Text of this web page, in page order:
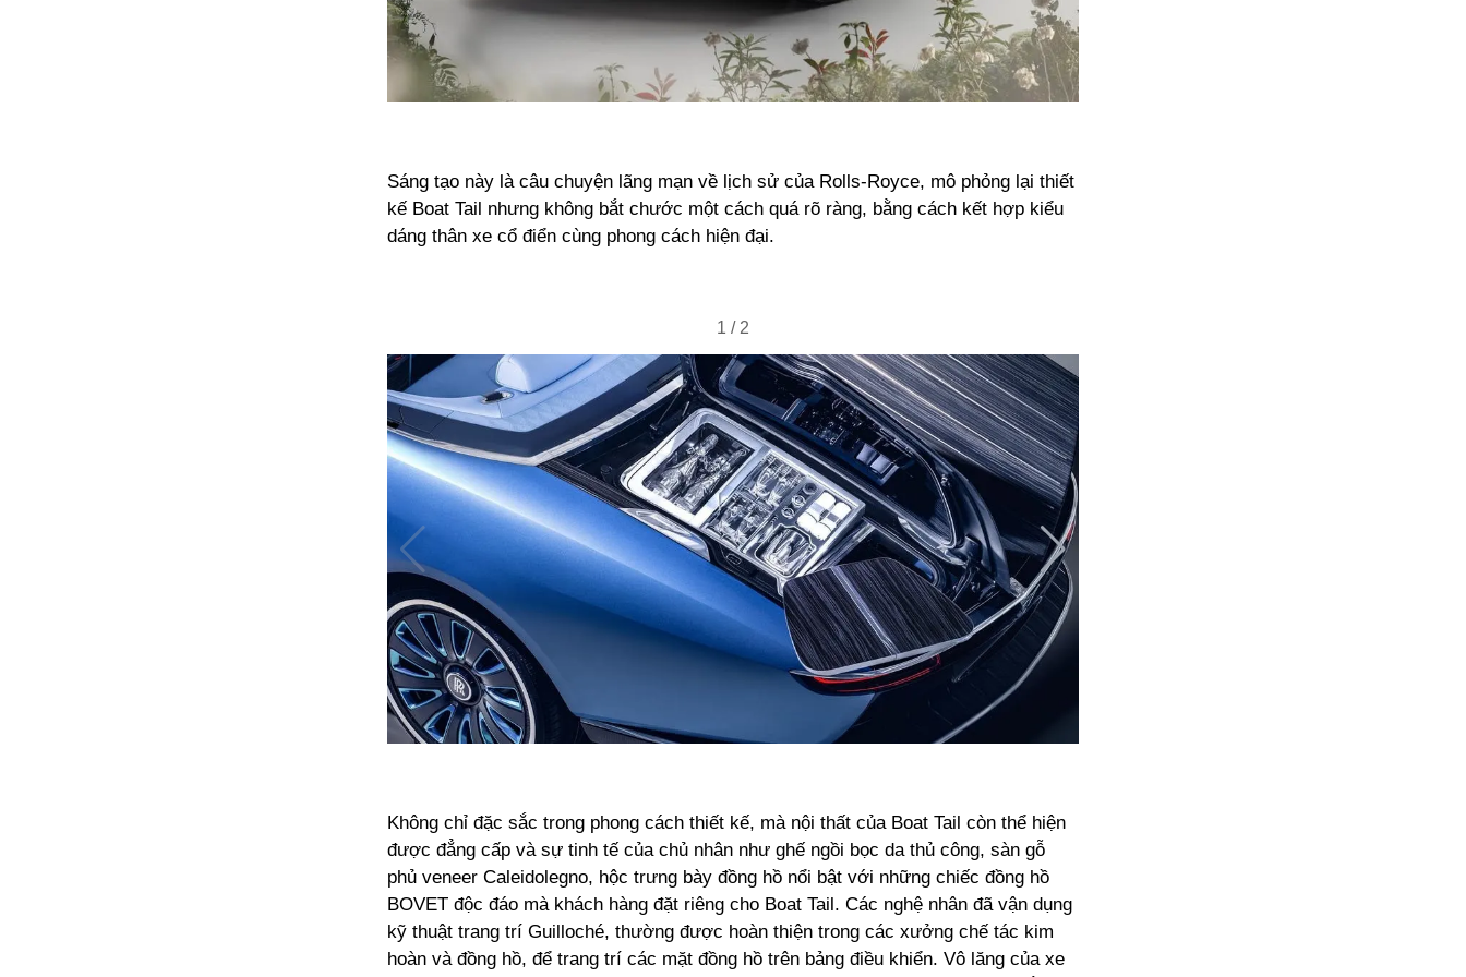
Sáng tạo này là câu chuyện lãng mạn về lịch sử của Rolls-Royce, mô phỏng lại thiết
kế Boat Tail nhưng không bắt chước một cách quá rõ ràng, bằng cách kết hợp kiểu
dáng thân xe cổ điển cùng phong cách hiện đại.
1 / 2
Không chỉ đặc sắc trong phong cách thiết kế, mà nội thất của Boat Tail còn thể hiện
được đẳng cấp và sự tinh tế của chủ nhân như ghế ngồi bọc da thủ công, sàn gỗ
phủ veneer Caleidolegno, hộc trưng bày đồng hồ nổi bật với những chiếc đồng hồ
BOVET độc đáo mà khách hàng đặt riêng cho Boat Tail. Các nghệ nhân đã vận dụng
kỹ thuật trang trí Guilloché, thường được hoàn thiện trong các xưởng chế tác kim
hoàn và đồng hồ, để trang trí các mặt đồng hồ trên bảng điều khiển. Vô lăng của xe